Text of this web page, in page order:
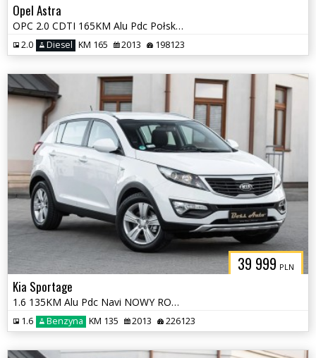
Opel Astra
OPC 2.0 CDTI 165KM Alu Pdc Połskóra Full Serwis !!!
2.0 Diesel KM 165 2013 198123
39 999 PLN
Kia Sportage
1.6 135KM Alu Pdc Navi NOWY ROZRZAD po Serwisie !! Gwarancjia!
1.6 Benzyna KM 135 2013 226123